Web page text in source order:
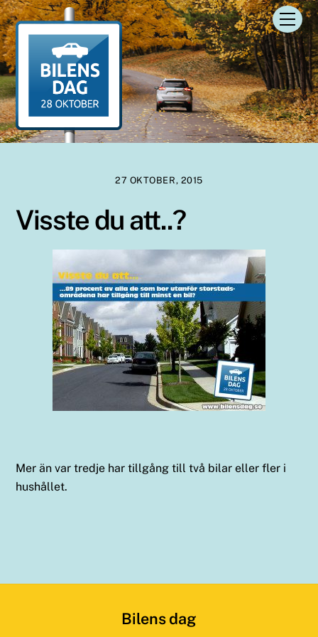
Skip
to
content
27 OKTOBER, 2015
Visste du att..?
Mer än var tredje har tillgång till två bilar eller fler i
hushållet.
Bilens dag